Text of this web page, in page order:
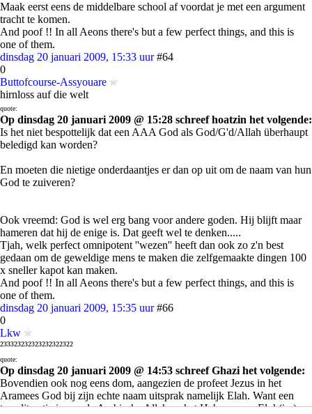
Maak eerst eens de middelbare school af voordat je met een argument
tracht te komen.
And poof !! In all Aeons there's but a few perfect things, and this is
one of them.
dinsdag 20 januari 2009, 15:33 uur #64
0
Buttofcourse-Assyouare
hirnloss auf die welt
quote:
Op dinsdag 20 januari 2009 @ 15:28 schreef hoatzin het volgende:
Is het niet bespottelijk dat een AAA God als God/G'd/Allah überhaupt
beledigd kan worden?
En moeten die nietige onderdaantjes er dan op uit om de naam van hun
God te zuiveren?
Ook vreemd: God is wel erg bang voor andere goden. Hij blijft maar
hameren dat hij de enige is. Dat geeft wel te denken.....
Tjah, welk perfect omnipotent ''wezen'' heeft dan ook zo z'n best
gedaan om de geweldige mens te maken die zelfgemaakte dingen 100
x sneller kapot kan maken.
And poof !! In all Aeons there's but a few perfect things, and this is
one of them.
dinsdag 20 januari 2009, 15:35 uur #66
0
Lkw
²³³³²³²³²³²³²³²³²²³²²
quote:
Op dinsdag 20 januari 2009 @ 14:53 schreef Ghazi het volgende:
Bovendien ook nog eens dom, aangezien de profeet Jezus in het
Aramees God bij zijn echte naam uitsprak namelijk Elah. Want een
transliteratie is van de Arabische Allah en het Hebreeuwse Eloh(im).